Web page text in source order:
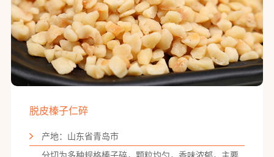
脱皮榛子仁碎
产地：山东省青岛市